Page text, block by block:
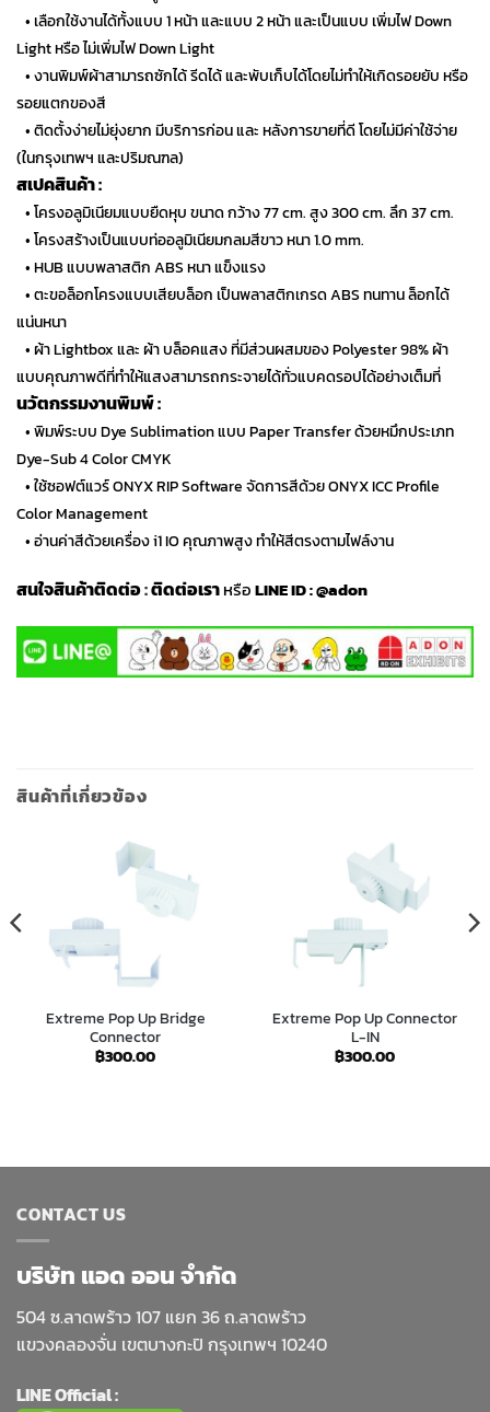
• เลือกใช้งานได้ทั้งแบบ 1 หน้า และแบบ 2 หน้า และเป็นแบบ เพิ่มไฟ Down
Light หรือ ไม่เพิ่มไฟ Down Light
• งานพิมพ์ผ้าสามารถซักได้ รีดได้ และพับเก็บได้โดยไม่ทำให้เกิดรอยยับ หรือ
รอยแตกของสี
• ติดตั้งง่ายไม่ยุ่งยาก มีบริการก่อน และ หลังการขายที่ดี โดยไม่มีค่าใช้จ่าย
(ในกรุงเทพฯ และปริมณฑล)
สเปคสินค้า :
• โครงอลูมิเนียมแบบยืดหุบ ขนาด กว้าง 77 cm. สูง 300 cm. ลึก 37 cm.
• โครงสร้างเป็นแบบท่ออลูมิเนียมกลมสีขาว หนา 1.0 mm.
• HUB แบบพลาสติก ABS หนา แข็งแรง
• ตะขอล็อกโครงแบบเสียบล็อก เป็นพลาสติกเกรด ABS ทนทาน ล็อกได้
แน่นหนา
• ผ้า Lightbox และ ผ้า บล็อคแสง ที่มีส่วนผสมของ Polyester 98% ผ้า
แบบคุณภาพดีที่ทำให้แสงสามารถกระจายได้ทั่วแบคดรอปได้อย่างเต็มที่
นวัตกรรมงานพิมพ์ :
• พิมพ์ระบบ Dye Sublimation แบบ Paper Transfer ด้วยหมึกประเภท
Dye-Sub 4 Color CMYK
• ใช้ซอฟต์แวร์ ONYX RIP Software จัดการสีด้วย ONYX ICC Profile
Color Management
• อ่านค่าสีด้วยเครื่อง i1 IO คุณภาพสูง ทำให้สีตรงตามไฟล์งาน
สนใจสินค้าติดต่อ:ติดต่อเราหรือLINE ID :@adon
สินค้าที่เกี่ยวข้อง
Extreme Pop Up Bridge
Connector
฿300.00
Extreme Pop Up Connector
L-IN
฿300.00
CONTACT US
บริษัท แอด ออน จำกัด
504 ซ.ลาดพร้าว 107 แยก 36 ถ.ลาดพร้าว
แขวงคลองจั่น เขตบางกะปิ กรุงเทพฯ 10240
LINE Official :